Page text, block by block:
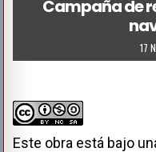
Campaña de
17
Este obra está bajo